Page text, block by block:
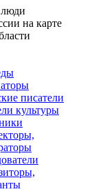
на карте
писатели
культуры